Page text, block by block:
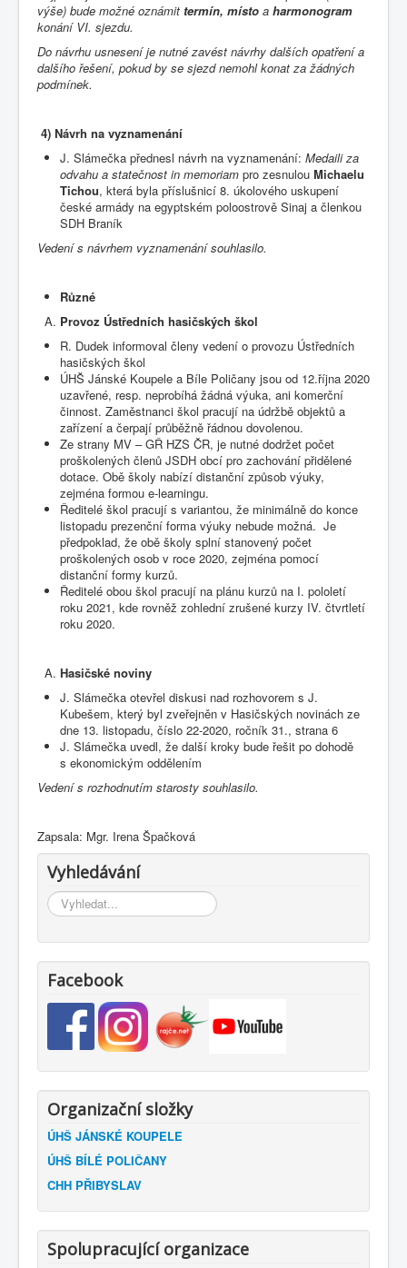
výše) bude možné oznámit termín, místo a harmonogram
konání VI. sjezdu.
Do návrhu usnesení je nutné zavést návrhy dalších opatření a
dalšího řešení, pokud by se sjezd nemohl konat za žádných
podmínek.
4) Návrh na vyznamenání
J. Slámečka přednesl návrh na vyznamenání: Medaili za
odvahu a statečnost in memoriam pro zesnulou Michaelu
Tichou, která byla příslušnicí 8. úkolového uskupení
české armády na egyptském poloostrově Sinaj a členkou
SDH Braník
Vedení s návrhem vyznamenání souhlasilo.
Různé
Provoz Ústředních hasičských škol
R. Dudek informoval členy vedení o provozu Ústředních
hasičských škol
ÚHŠ Jánské Koupele a Bíle Poličany jsou od 12.října 2020
uzavřené, resp. neprobíhá žádná výuka, ani komerční
činnost. Zaměstnanci škol pracují na údržbě objektů a
zařízení a čerpají průběžně řádnou dovolenou.
Ze strany MV – GŘ HZS ČR, je nutné dodržet počet
proškolených členů JSDH obcí pro zachování přidělené
dotace. Obě školy nabízí distanční způsob výuky,
zejména formou e-learningu.
Ředitelé škol pracují s variantou, že minimálně do konce
listopadu prezenční forma výuky nebude možná. Je
předpoklad, že obě školy splní stanovený počet
proškolených osob v roce 2020, zejména pomocí
distanční formy kurzů.
Ředitelé obou škol pracují na plánu kurzů na I. pololetí
roku 2021, kde rovněž zohlední zrušené kurzy IV. čtvrtletí
roku 2020.
Hasičské noviny
J. Slámečka otevřel diskusi nad rozhovorem s J.
Kubešem, který byl zveřejněn v Hasičských novinách ze
dne 13. listopadu, číslo 22-2020, ročník 31., strana 6
J. Slámečka uvedl, že další kroky bude řešit po dohodě
s ekonomickým oddělením
Vedení s rozhodnutím starosty souhlasilo.
Zapsala: Mgr. Irena Špačková
Vyhledávání
Vyhledávání...
Facebook
Organizační složky
ÚHŠ JÁNSKÉ KOUPELE
ÚHŠ BÍLÉ POLIČANY
CHH PŘIBYSLAV
Spolupracující organizace